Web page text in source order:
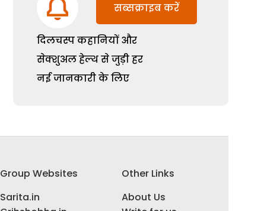
दिलचस्प कहानियों और
सेक्शुअल हेल्थ से जुड़ी हर
नई जानकारी के लिए
सब्सक्राइब करें
Group Websites
Sarita.in
Other Links
About Us